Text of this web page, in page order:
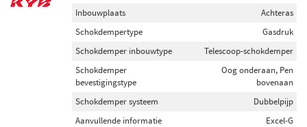
Inbouwplaats
Achteras
Schokdempertype
Gasdruk
Schokdemper inbouwtype
Telescoop-schokdemper
Schokdemper
bevestigingstype
Oog onderaan, Pen
bovenaan
Schokdemper systeem
Dubbelpijp
Aanvullende informatie
Excel-G